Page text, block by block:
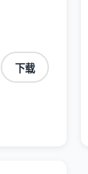
下载